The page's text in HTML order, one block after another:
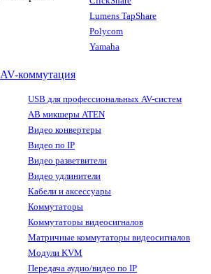
Lumens TapShare
Polycom
Yamaha
AV-коммутация
USB для профессиональных AV-систем
АВ микшеры ATEN
Видео конвертеры
Видео по IP
Видео разветвители
Видео удлинители
Кабели и аксессуары
Коммутаторы
Коммутаторы видеосигналов
Матричные коммутаторы видеосигналов
Модули KVM
Передача аудио/видео по IP